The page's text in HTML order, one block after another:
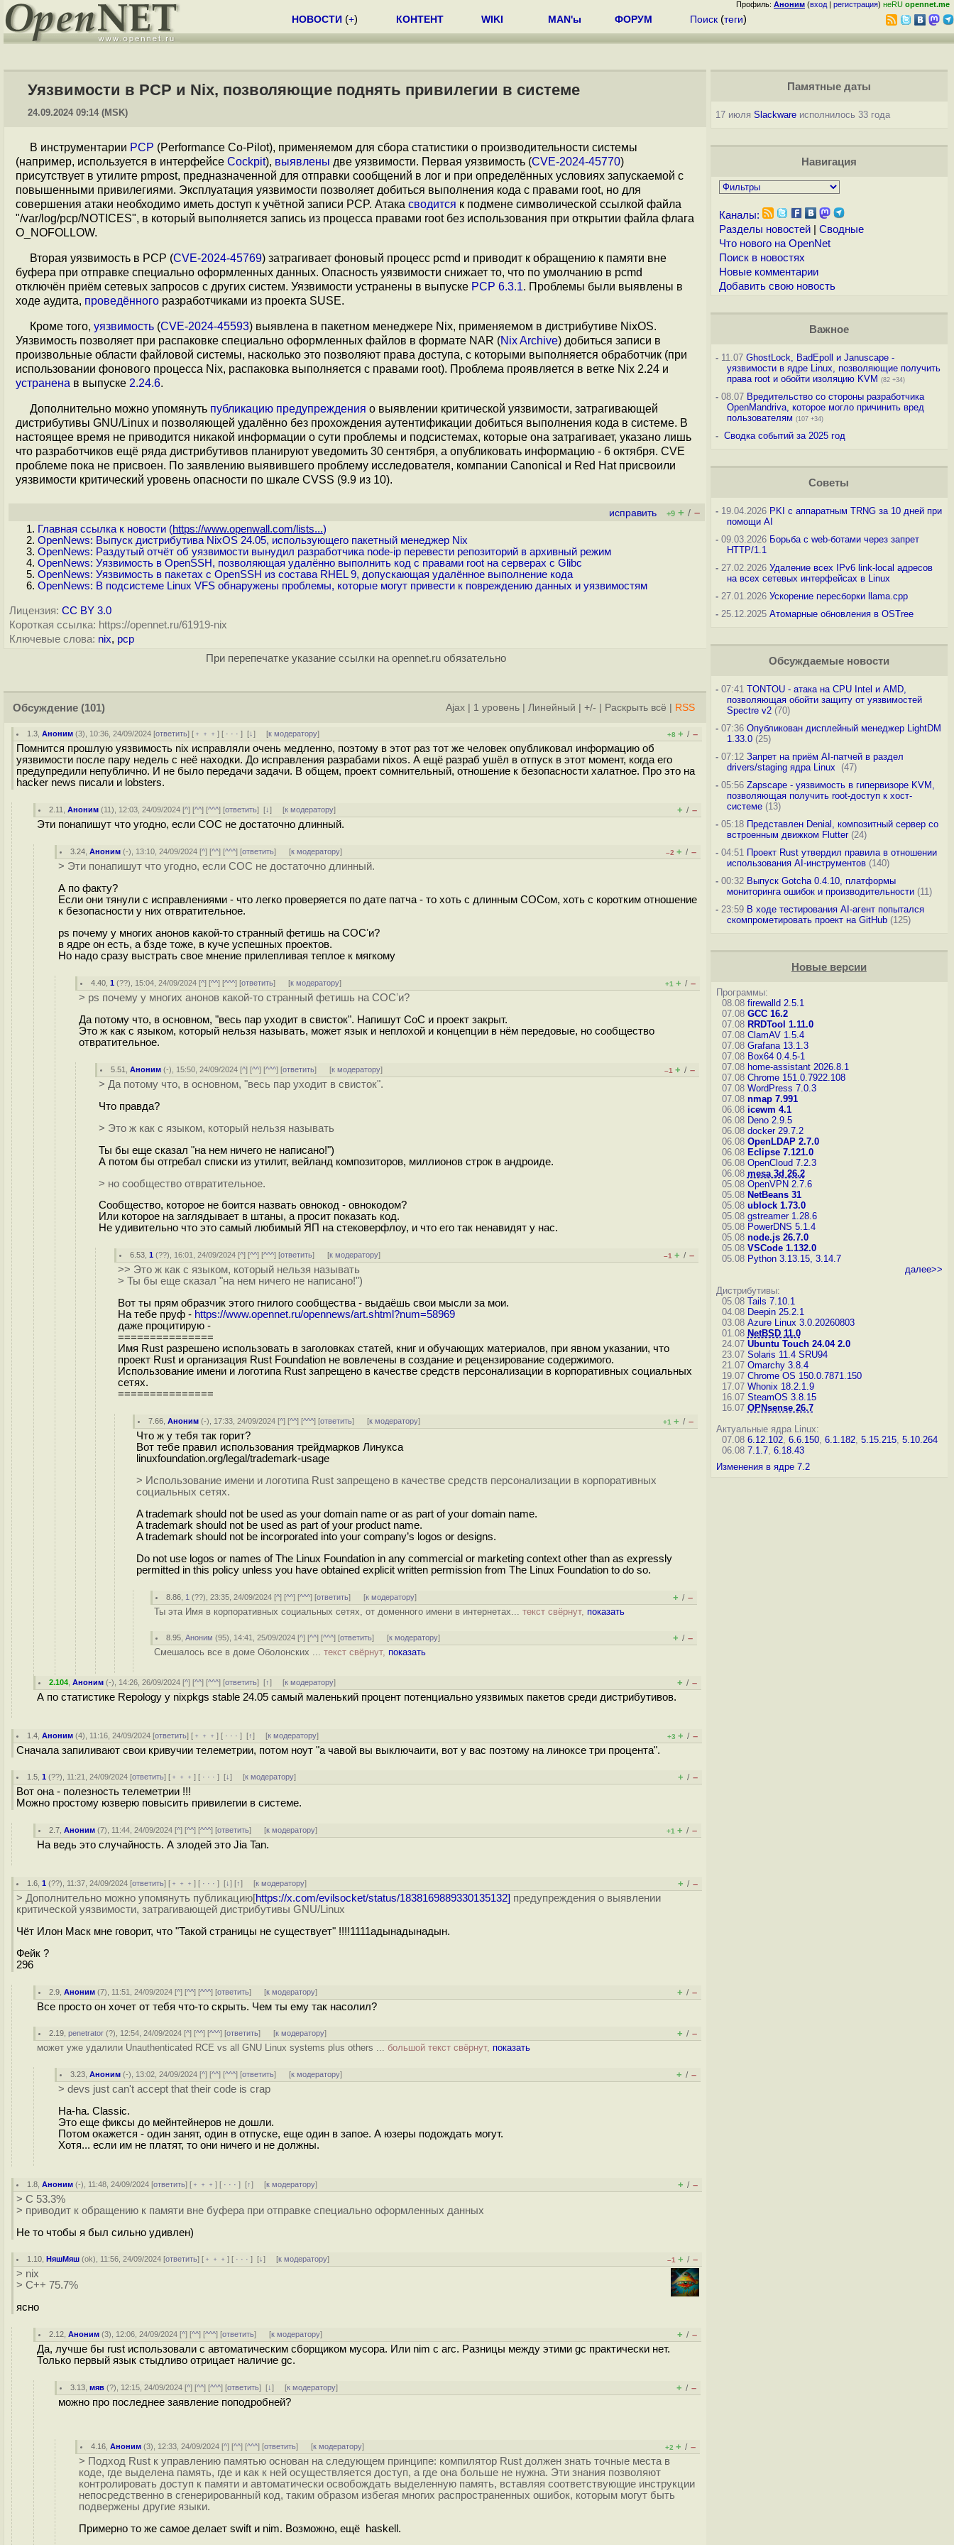
Профиль: Аноним (вход | регистрация) неRU opennet.me
НОВОСТИ (+) КОНТЕНТ WIKI MAN'ы ФОРУМ Поиск (теги)
Уязвимости в PCP и Nix, позволяющие поднять привилегии в системе
24.09.2024 09:14 (MSK)
В инструментарии PCP (Performance Co-Pilot), применяемом для сбора статистики о производительности системы
(например, используется в интерфейсе Cockpit), выявлены две уязвимости. Первая уязвимость (CVE-2024-45770)
присутствует в утилите pmpost, предназначенной для отправки сообщений в лог и при определённых условиях запускаемой с
повышенными привилегиями. Эксплуатация уязвимости позволяет добиться выполнения кода с правами root, но для
совершения атаки необходимо иметь доступ к учётной записи PCP. Атака сводится к подмене символической ссылкой файла
"/var/log/pcp/NOTICES", в который выполняется запись из процесса правами root без использования при открытии файла флага
O_NOFOLLOW.
Вторая уязвимость в PCP (CVE-2024-45769) затрагивает фоновый процесс pcmd и приводит к обращению к памяти вне
буфера при отправке специально оформленных данных. Опасность уязвимости снижает то, что по умолчанию в pcmd
отключён приём сетевых запросов с других систем. Уязвимости устранены в выпуске PCP 6.3.1. Проблемы были выявлены в
ходе аудита, проведённого разработчиками из проекта SUSE.
Кроме того, уязвимость (CVE-2024-45593) выявлена в пакетном менеджере Nix, применяемом в дистрибутиве NixOS.
Уязвимость позволяет при распаковке специально оформленных файлов в формате NAR (Nix Archive) добиться записи в
произвольные области файловой системы, насколько это позволяют права доступа, с которыми выполняется обработчик (при
использовании фонового процесса Nix, распаковка выполняется с правами root). Проблема проявляется в ветке Nix 2.24 и
устранена в выпуске 2.24.6.
Дополнительно можно упомянуть публикацию предупреждения о выявлении критической уязвимости, затрагивающей
дистрибутивы GNU/Linux и позволяющей удалённо без прохождения аутентификации добиться выполнения кода в системе. В
настоящее время не приводится никакой информации о сути проблемы и подсистемах, которые она затрагивает, указано лишь
что разработчиков ещё ряда дистрибутивов планируют уведомить 30 сентября, а опубликовать информацию - 6 октября. CVE
проблеме пока не присвоен. По заявлению выявившего проблему исследователя, компании Canonical и Red Hat присвоили
уязвимости критический уровень опасности по шкале CVSS (9.9 из 10).
исправить +9 + / –
Главная ссылка к новости (https://www.openwall.com/lists...)
OpenNews: Выпуск дистрибутива NixOS 24.05, использующего пакетный менеджер Nix
OpenNews: Раздутый отчёт об уязвимости вынудил разработчика node-ip перевести репозиторий в архивный режим
OpenNews: Уязвимость в OpenSSH, позволяющая удалённо выполнить код с правами root на серверах с Glibc
OpenNews: Уязвимость в пакетах с OpenSSH из состава RHEL 9, допускающая удалённое выполнение кода
OpenNews: В подсистеме Linux VFS обнаружены проблемы, которые могут привести к повреждению данных и уязвимостям
Лицензия: CC BY 3.0
Короткая ссылка: https://opennet.ru/61919-nix
Ключевые слова: nix, pcp
При перепечатке указание ссылки на opennet.ru обязательно
Обсуждение (101) Ajax 1 уровень Линейный +/- Раскрыть всё RSS
1.3 ,Аноним (3), 10:36, 24/09/2024 [ответить] [ ﹢﹢﹢] [ · · ·][↓] [к модератору] +8 + / –
Помнится прошлую уязвимость nix исправляли очень медленно, поэтому в этот раз тот же человек опубликовал информацию об
уязвимости после пару недель с неё находки. До исправления разрабами nixos. А ещё разраб ушёл в отпуск в этот момент, когда его
предупредили непублично. И не было передачи задачи. В общем, проект сомнительный, отношение к безопасности халатное. Про это на
hacker news писали и lobsters.
2.11 ,Аноним (11), 12:03, 24/09/2024 [^] [^^] [^^^] [ответить][↓] [к модератору] + / –
Эти понапишут что угодно, если СОС не достаточно длинный.
3.24 ,Аноним (-), 13:10, 24/09/2024 [^] [^^] [^^^] [ответить] [к модератору] –2 + / –
> Эти понапишут что угодно, если СОС не достаточно длинный.
А по факту?
Если они тянули с исправлениями - что легко проверяется по дате патча - то хоть с длинным СОСом, хоть с коротким отношение
к безопасности у них отвратительное.
ps почему у многих анонов какой-то странный фетишь на СОСʼи?
в ядре он есть, а бзде тоже, в куче успешных проектов.
Но надо сразу выстрать свое мнение прилепливая теплое к мягкому
4.40 ,1 (??), 15:04, 24/09/2024 [^] [^^] [^^^] [ответить] [к модератору] +1 + / –
> ps почему у многих анонов какой-то странный фетишь на СОСʼи?
Да потому что, в основном, "весь пар уходит в свисток". Напишут СоС и проект закрыт.
Это ж как с языком, который нельзя называть, может язык и неплохой и концепции в нём передовые, но сообщество
отвратительное.
5.51 ,Аноним (-), 15:50, 24/09/2024 [^] [^^] [^^^] [ответить] [к модератору] –1 + / –
> Да потому что, в основном, "весь пар уходит в свисток".
Что правда?
> Это ж как с языком, который нельзя называть
Ты бы еще сказал "на нем ничего не написано!")
А потом бы отгребал списки из утилит, вейланд композиторов, миллионов строк в андроиде.
> но сообщество отвратительное.
Сообщество, которое не боится назвать овнокод - овнокодом?
Или которое на заглядывает в штаны, а просит показать код.
Не удивительно что это самый любимый ЯП на стековерфлоу, и что его так ненавидят у нас.
6.53 ,1 (??), 16:01, 24/09/2024 [^] [^^] [^^^] [ответить] [к модератору] –1 + / –
>> Это ж как с языком, который нельзя называть
> Ты бы еще сказал "на нем ничего не написано!")
Вот ты прям образчик этого гнилого сообщества - выдаёшь свои мысли за мои.
На тебе пруф - https://www.opennet.ru/opennews/art.shtml?num=58969
даже процитирую -
===============
Имя Rust разрешено использовать в заголовках статей, книг и обучающих материалов, при явном указании, что
проект Rust и организация Rust Foundation не вовлечены в создание и рецензирование содержимого.
Использование имени и логотипа Rust запрещено в качестве средств персонализации в корпоративных социальных
сетях.
===============
7.66 ,Аноним (-), 17:33, 24/09/2024 [^] [^^] [^^^] [ответить] [к модератору] +1 + / –
Что ж у тебя так горит?
Вот тебе правил использования трейдмарков Линукса
linuxfoundation.org/legal/trademark-usage
> Использование имени и логотипа Rust запрещено в качестве средств персонализации в корпоративных
социальных сетях.
A trademark should not be used as your domain name or as part of your domain name.
A trademark should not be used as part of your product name.
A trademark should not be incorporated into your company’s logos or designs.
Do not use logos or names of The Linux Foundation in any commercial or marketing context other than as expressly
permitted in this policy unless you have obtained explicit written permission from The Linux Foundation to do so.
8.86 1 (??), 23:35, 24/09/2024 [^] [^^] [^^^] [ответить] [к модератору] + / –
Ты эта Имя в корпоративных социальных сетях, от доменного имени в интернетах... текст свёрнут, показать
8.95 ,Аноним (95), 14:41, 25/09/2024 [^] [^^] [^^^] [ответить] [к модератору] + / –
Смешалось все в доме Оболонских ... текст свёрнут, показать
2.104 ,Аноним (-), 14:26, 26/09/2024 [^] [^^] [^^^] [ответить][↑] [к модератору] + / –
А по статистике Repology у nixpkgs stable 24.05 самый маленький процент потенциально уязвимых пакетов среди дистрибутивов.
1.4 ,Аноним (4), 11:16, 24/09/2024 [ответить] [ ﹢﹢﹢] [ · · ·][↑] [к модератору] +3 + / –
Сначала запиливают свои кривучии телеметрии, потом ноут "а чавой вы выключаити, вот у вас поэтому на линоксе три процента".
1.5 ,1 (??), 11:21, 24/09/2024 [ответить] [ ﹢﹢﹢] [ · · ·][↓] [к модератору] + / –
Вот она - полезность телеметрии !!!
Можно простому юзверю повысить привилегии в системе.
2.7 ,Аноним (7), 11:44, 24/09/2024 [^] [^^] [^^^] [ответить] [к модератору] +1 + / –
На ведь это случайность. А злодей это Jia Tan.
1.6 ,1 (??), 11:37, 24/09/2024 [ответить] [ ﹢﹢﹢] [ · · ·][↓] [↑] [к модератору] + / –
> Дополнительно можно упомянуть публикацию[https://x.com/evilsocket/status/1838169889330135132] предупреждения о выявлении
критической уязвимости, затрагивающей дистрибутивы GNU/Linux
Чёт Илон Маск мне говорит, что "Такой страницы не существует" !!!!1111адынадынадын.
Фейк ?
296
2.9 ,Аноним (7), 11:51, 24/09/2024 [^] [^^] [^^^] [ответить] [к модератору] + / –
Все просто он хочет от тебя что-то скрыть. Чем ты ему так насолил?
2.19 ,penetrator (?), 12:54, 24/09/2024 [^] [^^] [^^^] [ответить] [к модератору] + / –
может уже удалили Unauthenticated RCE vs all GNU Linux systems plus others ... большой текст свёрнут, показать
3.23 ,Аноним (-), 13:02, 24/09/2024 [^] [^^] [^^^] [ответить] [к модератору] + / –
> devs just can't accept that their code is crap
Ha-ha. Classic.
Это еще фиксы до мейнтейнеров не дошли.
Потом окажется - один занят, один в отпуске, еще один в запое. А юзеры подождать могут.
Хотя... если им не платят, то они ничего и не должны.
1.8 ,Аноним (-), 11:48, 24/09/2024 [ответить] [ ﹢﹢﹢] [ · · ·][↑] [к модератору] + / –
> C 53.3%
> приводит к обращению к памяти вне буфера при отправке специально оформленных данных
Не то чтобы я был сильно удивлен)
1.10 ,НяшМяш (ok), 11:56, 24/09/2024 [ответить] [ ﹢﹢﹢] [ · · ·][↓] [к модератору] –1 + / –
> nix
> C++ 75.7%
ясно
2.12 ,Аноним (3), 12:06, 24/09/2024 [^] [^^] [^^^] [ответить] [к модератору] + / –
Да, лучше бы rust использовали с автоматическим сборщиком мусора. Или nim с arc. Разницы между этими gc практически нет.
Только первый язык стыдливо отрицает наличие gc.
3.13 ,мяв (?), 12:15, 24/09/2024 [^] [^^] [^^^] [ответить][↓] [к модератору] + / –
можно про последнее заявление поподробней?
4.16 ,Аноним (3), 12:33, 24/09/2024 [^] [^^] [^^^] [ответить] [к модератору] +2 + / –
> Подход Rust к управлению памятью основан на следующем принципе: компилятор Rust должен знать точные места в
коде, где выделена память, где и как к ней осуществляется доступ, а где она больше не нужна. Эти знания позволяют
контролировать доступ к памяти и автоматически освобождать выделенную память, вставляя соответствующие инструкции
непосредственно в сгенерированный код, таким образом избегая многих распространенных ошибок, которым могут быть
подвержены другие языки.
Примерно то же самое делает swift и nim. Возможно, ещё haskell.
Памятные даты
17 июля Slackwareисполнилось 33 года
Навигация
Каналы:
Разделы новостей| Сводные
Что нового на OpenNet
Поиск в новостях
Новые комментарии
Добавить свою новость
Важное
-11.07 GhostLock, BadEpoll и Januscape -
уязвимости в ядре Linux, позволяющие получить
права root и обойти изоляцию KVM (82 +34)
-08.07 Вредительство со стороны разработчика
OpenMandriva, которое могло причинить вред
пользователям (107 +34)
- Сводка событий за 2025 год
Советы
-19.04.2026 PKI с аппаратным TRNG за 10 дней при
помощи AI
-09.03.2026 Борьба с web-ботами через запрет
HTTP/1.1
-27.02.2026 Удаление всех IPv6 link-local адресов
на всех сетевых интерфейсах в Linux
-27.01.2026 Ускорение пересборки llama.cpp
-25.12.2025 Атомарные обновления в OSTree
Обсуждаемые новости
-07:41 TONTOU - атака на CPU Intel и AMD,
позволяющая обойти защиту от уязвимостей
Spectre v2(70)
-07:36 Опубликован дисплейный менеджер LightDM
1.33.0(25)
-07:12 Запрет на приём AI-патчей в раздел
drivers/staging ядра Linux
(47)
-05:56 Zapscape - уязвимость в гипервизоре KVM,
позволяющая получить root-доступ к хост-
системе(13)
-05:18 Представлен Denial, композитный сервер со
встроенным движком Flutter(24)
-04:51 Проект Rust утвердил правила в отношении
использования AI-инструментов(140)
-00:32 Выпуск Gotcha 0.4.10, платформы
мониторинга ошибок и производительности(11)
-23:59 В ходе тестирования AI-агент попытался
скомпрометировать проект на GitHub(125)
Новые версии
Программы:
08.08 firewalld 2.5.1
07.08 GCC 16.2
07.08 RRDTool 1.11.0
07.08 ClamAV 1.5.4
07.08 Grafana 13.1.3
07.08 Box64 0.4.5-1
07.08 home-assistant 2026.8.1
07.08 Chrome 151.0.7922.108
07.08 WordPress 7.0.3
07.08 nmap 7.991
06.08 icewm 4.1
06.08 Deno 2.9.5
06.08 docker 29.7.2
06.08 OpenLDAP 2.7.0
06.08 Eclipse 7.121.0
06.08 OpenCloud 7.2.3
06.08 mesa 3d 26.2
05.08 OpenVPN 2.7.6
05.08 NetBeans 31
05.08 ublock 1.73.0
05.08 gstreamer 1.28.6
05.08 PowerDNS 5.1.4
05.08 node.js 26.7.0
05.08 VSCode 1.132.0
05.08 Python 3.13.15, 3.14.7
далее>>
Дистрибутивы:
05.08 Tails 7.10.1
04.08 Deepin 25.2.1
03.08 Azure Linux 3.0.20260803
01.08 NetBSD 11.0
24.07 Ubuntu Touch 24.04 2.0
23.07 Solaris 11.4 SRU94
21.07 Omarchy 3.8.4
19.07 Chrome OS 150.0.7871.150
17.07 Whonix 18.2.1.9
16.07 SteamOS 3.8.15
16.07 OPNsense 26.7
Актуальные ядра Linux:
07.08 6.12.102, 6.6.150, 6.1.182, 5.15.215, 5.10.264
06.08 7.1.7, 6.18.43
Изменения в ядре 7.2